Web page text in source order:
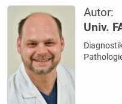
Autor:
Univ.